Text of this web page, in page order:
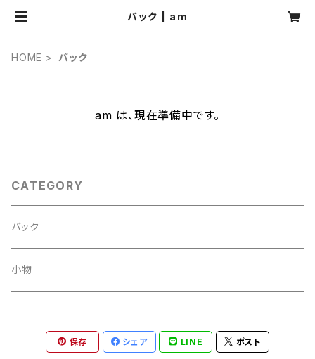
バック | am
HOME バック
am は、現在準備中です。
CATEGORY
バック
小物
保存 シェア LINE ポスト